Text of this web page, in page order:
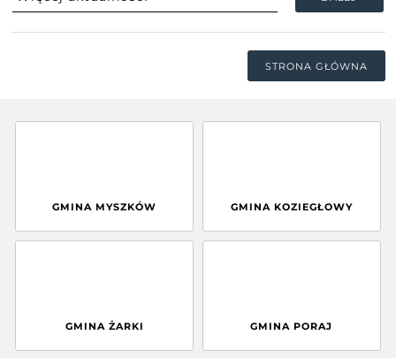
STRONA GŁÓWNA
GMINA MYSZKÓW GMINA KOZIEGŁOWY
GMINA ŻARKI GMINA PORAJ